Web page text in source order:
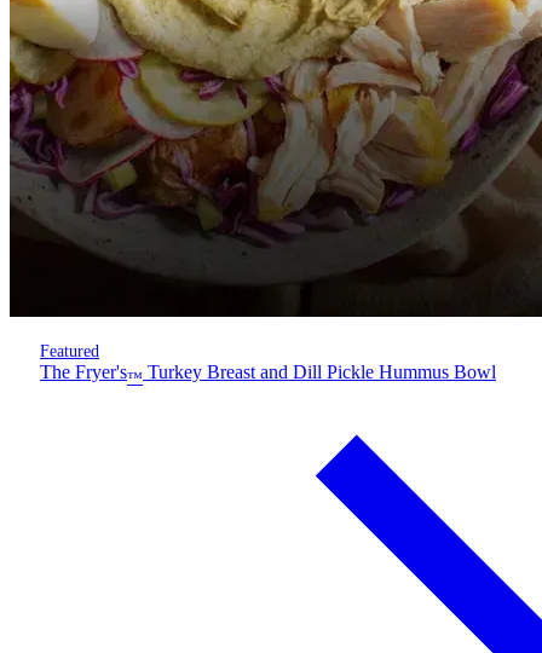
Featured
The Fryer's™ Turkey Breast and Dill Pickle Hummus Bowl